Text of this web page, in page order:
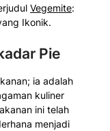
Vegemite:
Ikonik.
Pie
ia adalah
kuliner
ini telah
menjadi